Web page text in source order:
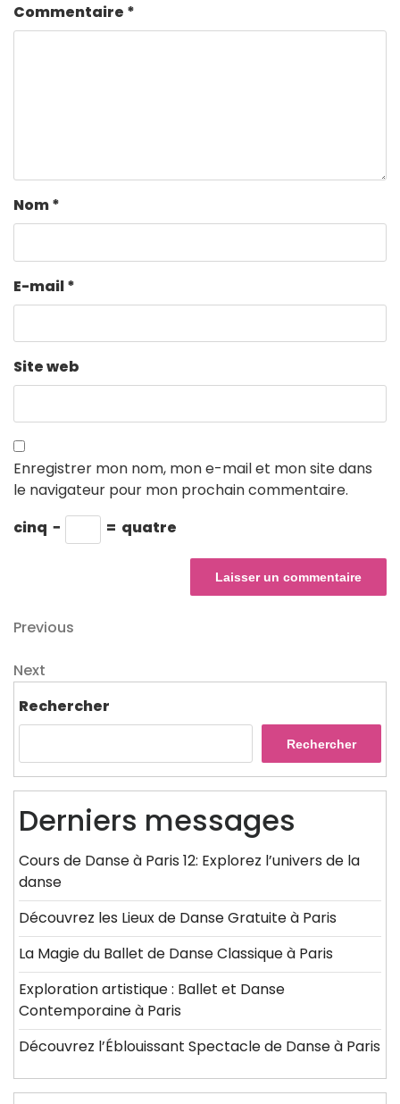
Commentaire *
Nom*
E-mail*
Site web
Enregistrer mon nom, mon e-mail et mon site dans
le navigateur pour mon prochain commentaire.
cinq − = quatre
Navigation
de
l’article
Previous
Previous
Next
Next
Rechercher
Rechercher
Derniers messages
Cours de Danse à Paris 12: Explorez l’univers de la
danse
Découvrez les Lieux de Danse Gratuite à Paris
La Magie du Ballet de Danse Classique à Paris
Exploration artistique : Ballet et Danse
Contemporaine à Paris
Découvrez l’Éblouissant Spectacle de Danse à Paris